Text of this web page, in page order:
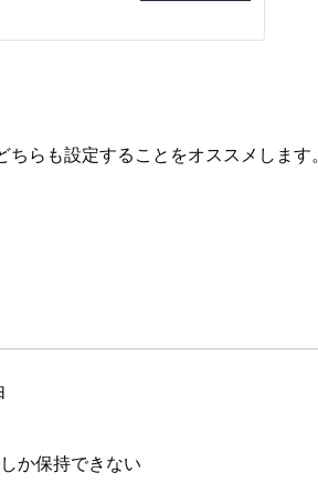
らも設定することをオススメします。
か保持できない